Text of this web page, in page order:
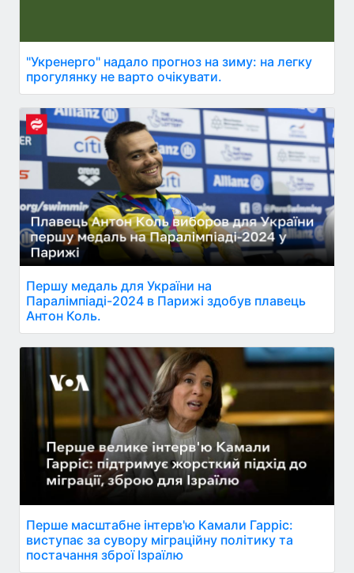
"Укренерго" надало прогноз на зиму: на легку
прогулянку не варто очікувати.
Першу медаль для України на
Паралімпіаді-2024 в Парижі здобув плавець
Антон Коль.
Перше масштабне інтерв'ю Камали Гарріс:
виступає за сувору міграційну політику та
постачання зброї Ізраїлю